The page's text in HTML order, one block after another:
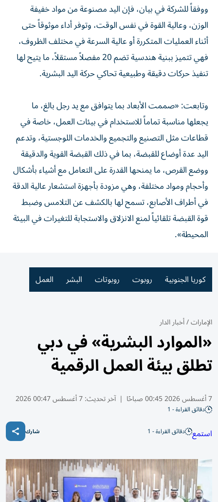
ووفقاً للشركة في بيان، فإن اليد مصنوعة من مواد خفيفة
الوزن، وعالية القوة في نفس الوقت، وتوفر أداء موثوقاً حتى
أثناء العمليات المتكررة أو عالية السرعة في مختلف الظروف،
فهي تتميز ببنية هندسية تضم 20 مفصلاً مستقلاً، ما يتيح لها
تنفيذ حركات دقيقة وطبيعية تحاكي حركة اليد البشرية.
وتابعت: «صممت الأبعاد بما يتوافق مع يد رجل بالغ، ما
يجعلها مناسبة تماماً للاستخدام في بيئات العمل، خاصة في
قطاعات مثل التصنيع والتجميع والخدمات اللوجستية، وتدعم
اليد عدة أوضاع للقبضة، بما في ذلك القبضة القوية والدقيقة
ووضع القرص، ما يمنحها القدرة على التعامل مع أشياء بأشكال
وأحجام ومواد مختلفة، وهي مزودة بأجهزة استشعار عالية الدقة
في أطراف الأصابع، تسمح لها بالكشف عن التلامس وضبط
قوة القبضة تلقائياً لمنع الانزلاق والاستجابة للتغيرات في البيئة
المحيطة».
كوريا الجنوبية روبوت روبوتات البشر العمل
الإمارات/أخبار الدار
«الموارد البشرية» في دبي
تطلق بيئة العمل الرقمية
7 أغسطس 2026 00:45 صباحًا | آخر تحديث:7 أغسطس 00:47 2026
دقائق القراءة - 1
استمع دقائق القراءة - 1 شارك